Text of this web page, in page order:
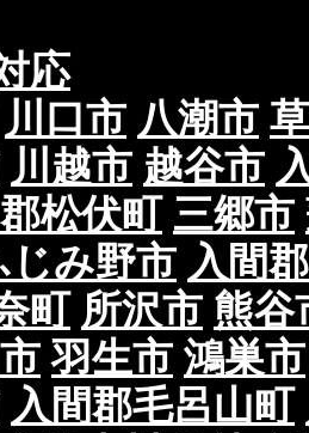
応
川口市 八潮市
川越市 越谷市
松伏町 三郷市
じみ野市 入間
町 所沢市 熊谷
羽生市 鴻巣市
入間郡毛呂山町